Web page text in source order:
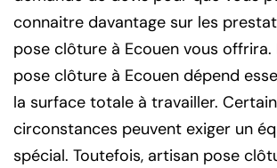
connaitre davantage sur les
pose clôture à Ecouen vous offrira.
pose clôture à Ecouen dépend
la surface totale à travailler.
circonstances peuvent exiger un
spécial. Toutefois, artisan pose